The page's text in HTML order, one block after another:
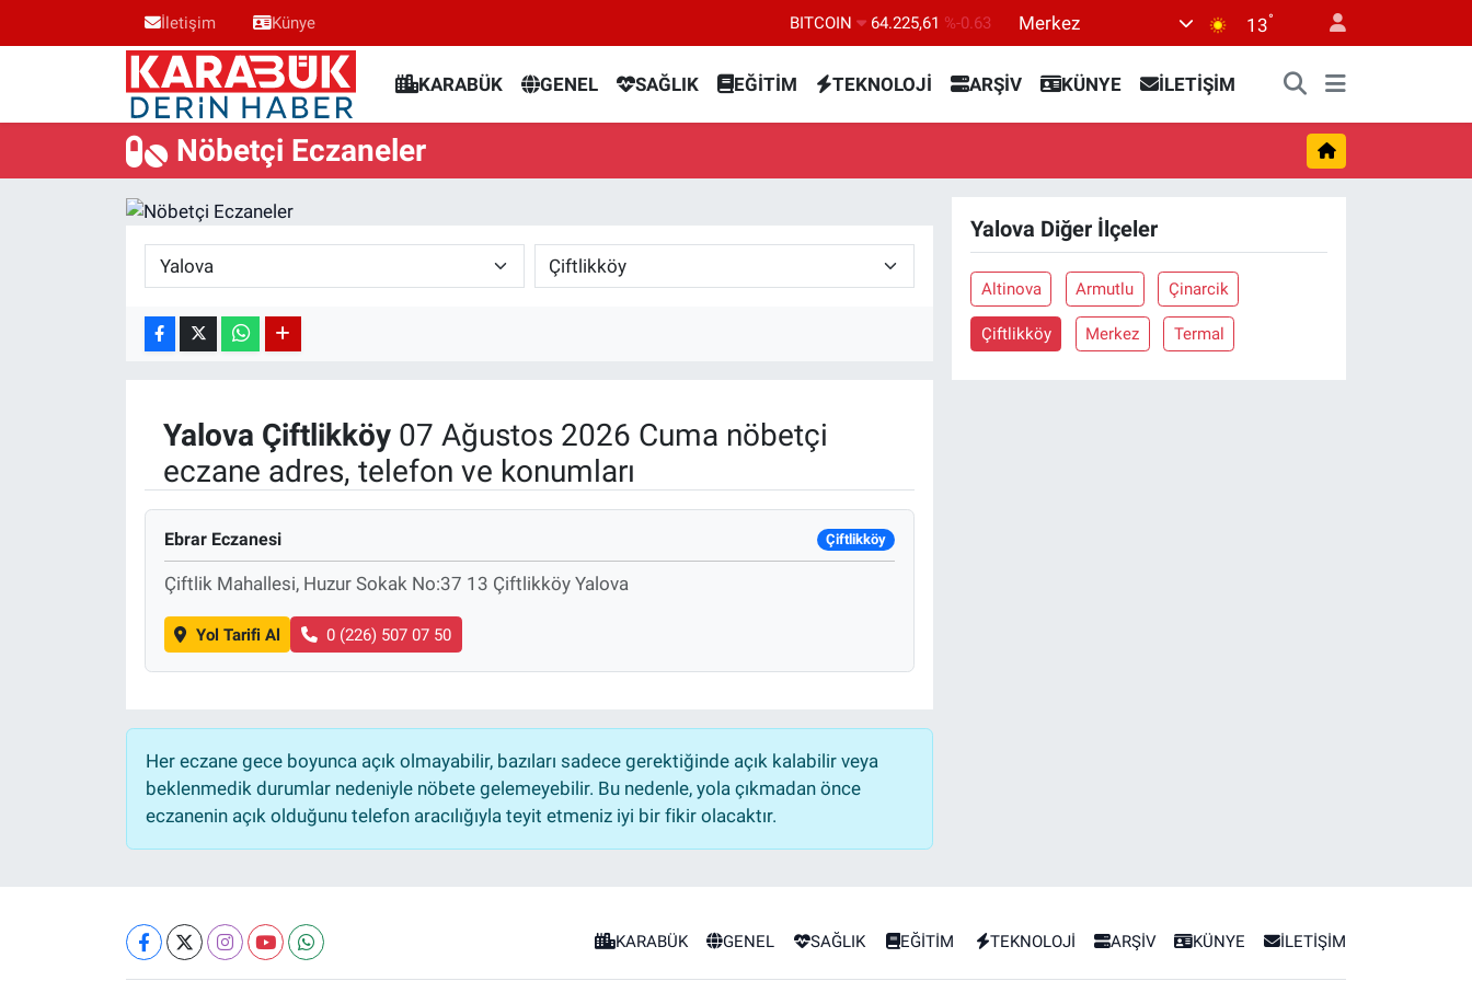
İletişim Künye BITCOIN 64.225,61 %-0.63
GRAM ALTIN
6574.81 %1.44
%70
Merkez 13°
KARABÜK GENEL SAĞLIK EĞİTİM TEKNOLOJİ ARŞİV KÜNYE İLETİŞİM
Nöbetçi Eczaneler
Yalova Çiftlikköy07 Ağustos 2026 Cuma nöbetçi
eczane adres, telefon ve konumları
Ebrar Eczanesi Çiftlikköy
Çiftlik Mahallesi, Huzur Sokak No:37 13 Çiftlikköy Yalova
Yol Tarifi Al 0 (226) 507 07 50
Her eczane gece boyunca açık olmayabilir, bazıları sadece gerektiğinde açık kalabilir veya
beklenmedik durumlar nedeniyle nöbete gelemeyebilir. Bu nedenle, yola çıkmadan önce
eczanenin açık olduğunu telefon aracılığıyla teyit etmeniz iyi bir fikir olacaktır.
Yalova Diğer İlçeler
Altinova Armutlu Çinarcik
Çiftlikköy Merkez Termal
KARABÜK GENEL SAĞLIK EĞİTİM TEKNOLOJİ ARŞİV KÜNYE İLETİŞİM
Karabük Nöbetçi Eczaneler
Karabük Hava Durumu
Karabük Trafik Yoğunluk Haritası
Süper Lig Puan Durumu ve Fikstür